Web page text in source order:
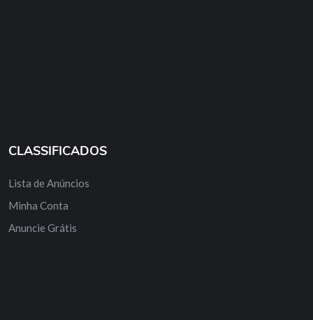
CLASSIFICADOS
Lista de Anúncios
Minha Conta
Anuncie Grátis